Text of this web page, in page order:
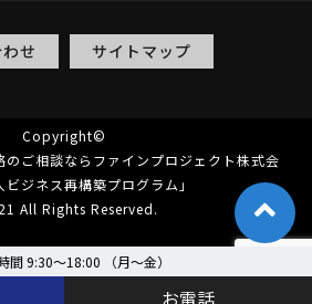
間 9:30～18:00 （月〜金）
せ サイトマップ
Copyright©
ご相談ならファインプロジェクト株式会
ビジネス再構築プログラム」
All Rights Reserved.